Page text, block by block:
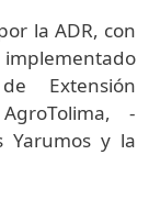
la ADR, con
Extensión
-
Yarumos y la